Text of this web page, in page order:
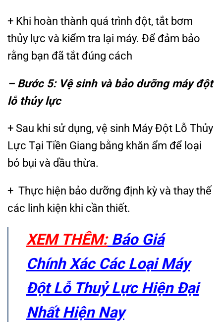
+ Khi hoàn thành quá trình đột, tắt bơm
thủy lực và kiểm tra lại máy. Để đảm bảo
rằng bạn đã tắt đúng cách
– Bước 5: Vệ sinh và bảo dưỡng máy đột
lỗ thủy lực
+ Sau khi sử dụng, vệ sinh Máy Đột Lỗ Thủy
Lực Tại Tiền Giang bằng khăn ẩm để loại
bỏ bụi và dầu thừa.
+ Thực hiện bảo dưỡng định kỳ và thay thế
các linh kiện khi cần thiết.
XEM THÊM:Báo Giá
Chính Xác Các Loại Máy
Đột Lỗ Thuỷ Lực Hiện Đại
Nhất Hiện Nay